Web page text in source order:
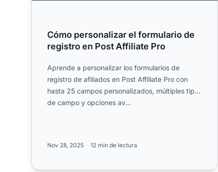
Cómo personalizar el formulario de
registro en Post Affiliate Pro
Aprende a personalizar los formularios de
registro de afiliados en Post Affiliate Pro con
hasta 25 campos personalizados, múltiples tipos
de campo y opciones av...
Nov 28, 2025 12 min de lectura